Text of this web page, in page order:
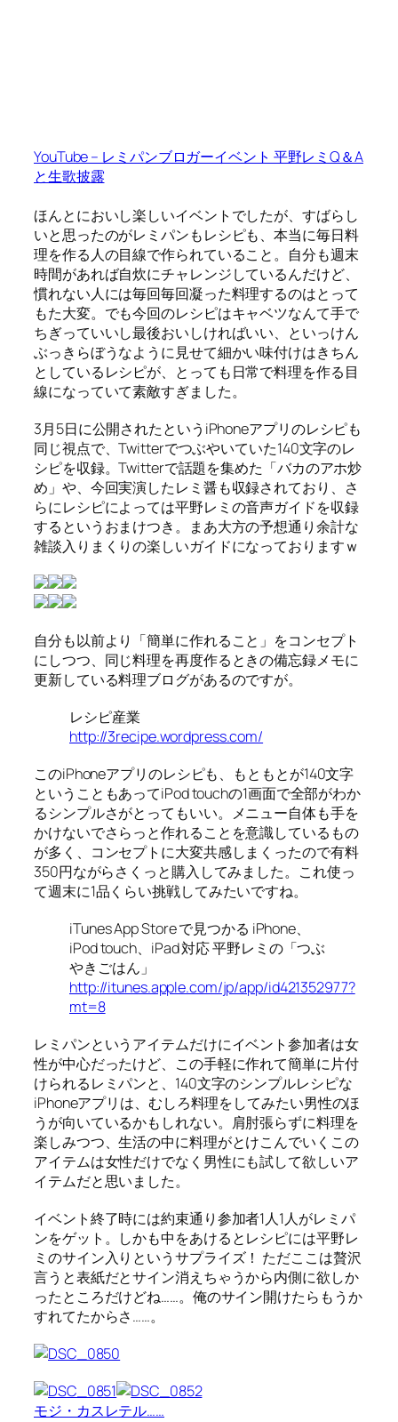
YouTube – レミパンブロガーイベント 平野レミQ＆A
と生歌披露
ほんとにおいし楽しいイベントでしたが、すばらし
いと思ったのがレミパンもレシピも、本当に毎日料
理を作る人の目線で作られていること。自分も週末
時間があれば自炊にチャレンジしているんだけど、
慣れない人には毎回毎回凝った料理するのはとって
もた大変。でも今回のレシピはキャベツなんて手で
ちぎっていいし最後おいしければいい、といっけん
ぶっきらぼうなように見せて細かい味付けはきちん
としているレシピが、とっても日常で料理を作る目
線になっていて素敵すぎました。
3月5日に公開されたというiPhoneアプリのレシピも
同じ視点で、Twitterでつぶやいていた140文字のレ
シピを収録。Twitterで話題を集めた「バカのアホ炒
め」や、今回実演したレミ醤も収録されており、さ
らにレシピによっては平野レミの音声ガイドを収録
するというおまけつき。まあ大方の予想通り余計な
雑談入りまくりの楽しいガイドになっておりますｗ
自分も以前より「簡単に作れること」をコンセプト
にしつつ、同じ料理を再度作るときの備忘録メモに
更新している料理ブログがあるのですが。
レシピ産業
http://3recipe.wordpress.com/
このiPhoneアプリのレシピも、もともとが140文字
ということもあってiPod touchの1画面で全部がわか
るシンプルさがとってもいい。メニュー自体も手を
かけないでさらっと作れることを意識しているもの
が多く、コンセプトに大変共感しまくったので有料
350円ながらさくっと購入してみました。これ使っ
て週末に1品くらい挑戦してみたいですね。
iTunes App Store で見つかる iPhone、
iPod touch、iPad 対応 平野レミの「つぶ
やきごはん」
http://itunes.apple.com/jp/app/id421352977?
mt=8
レミパンというアイテムだけにイベント参加者は女
性が中心だったけど、この手軽に作れて簡単に片付
けられるレミパンと、140文字のシンプルレシピな
iPhoneアプリは、むしろ料理をしてみたい男性のほ
うが向いているかもしれない。肩肘張らずに料理を
楽しみつつ、生活の中に料理がとけこんでいくこの
アイテムは女性だけでなく男性にも試して欲しいア
イテムだと思いました。
イベント終了時には約束通り参加者1人1人がレミパ
ンをゲット。しかも中をあけるとレシピには平野レ
ミのサイン入りというサプライズ！ ただここは贅沢
言うと表紙だとサイン消えちゃうから内側に欲しか
ったところだけどね……。俺のサイン開けたらもうか
すれてたからさ……。
モジ・カスレテル……